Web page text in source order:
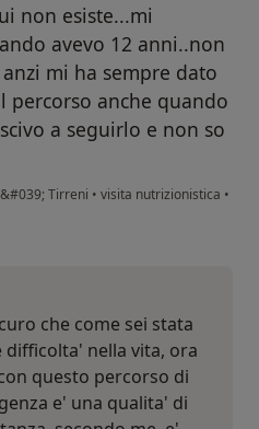
non esiste...mi
avevo 12 anni..non
mi ha sempre dato
percorso anche quando
a seguirlo e non so
Tirreni • visita nutrizionistica •
che come sei stata
nella vita, ora
questo percorso di
e' una qualita' di